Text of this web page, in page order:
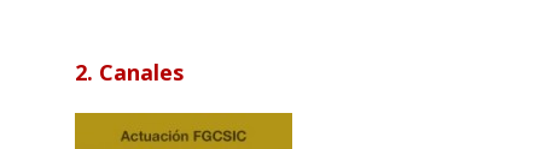
2. Canales